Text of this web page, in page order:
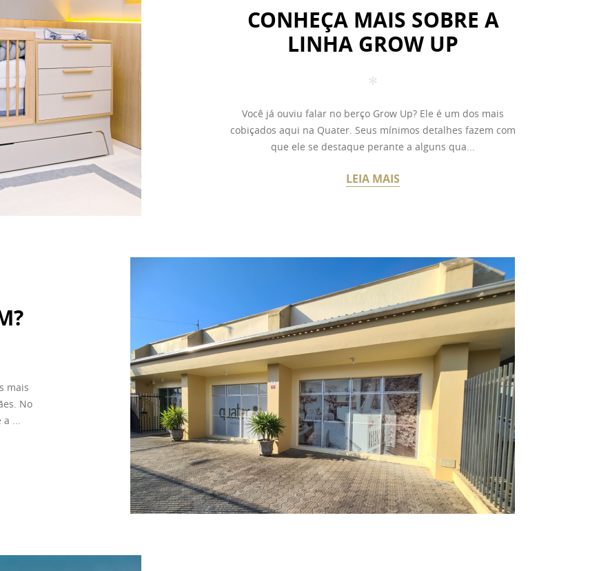
CONHEÇA MAIS SOBRE A
LINHA GROW UP
Você já ouviu falar no berço Grow Up? Ele é um dos mais
cobiçados aqui na Quater. Seus mínimos detalhes fazem com
que ele se destaque perante a alguns qua...
LEIA MAIS
mais
No
a ...